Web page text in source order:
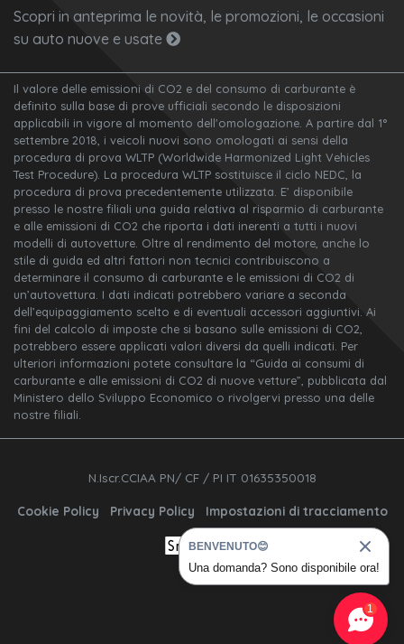
Scopri in anteprima le novità, le promozioni, le occasioni
su auto nuove e usate
Il valore delle emissioni di CO2 e del consumo di carburante è
definito sulla base di prove ufficiali secondo le disposizioni
applicabili in vigore al momento dell'omologazione. A partire dal 1°
settembre 2018, i veicoli nuovi sono omologati ai sensi della
procedura di prova WLTP (Worldwide Harmonized Light Vehicles
Test Procedure). La procedura WLTP sostituisce il ciclo NEDC, la
procedura di prova precedentemente utilizzata. E’ disponibile
presso le nostre filiali una guida relativa al risparmio di carburante
e alle emissioni di CO2 che riporta i dati inerenti a tutti i nuovi
modelli di autovetture. Oltre al rendimento del motore, anche lo
stile di guida ed altri fattori non tecnici contribuiscono a
determinare il consumo di carburante e le emissioni di CO2 di
un’autovettura. I dati indicati potrebbero variare a seconda
dell’equipaggiamento scelto e di eventuali accessori aggiuntivi. Ai
fini del calcolo di imposte che si basano sulle emissioni di CO2,
potrebbero essere applicati valori diversi da quelli indicati. Per
ulteriori informazioni potete consultare la “Guida ai consumi di
carburante e alle emissioni di CO2 di nuove vetture”, pubblicata dal
Ministero dello Sviluppo Economico o rivolgervi presso una delle
nostre filiali.
N.Iscr.CCIAA PN/ CF / PI IT 01635350018
Cookie Policy Privacy Policy Impostazioni di tracciamento
1
BENVENUTO😊
Una domanda? Sono disponibile ora!